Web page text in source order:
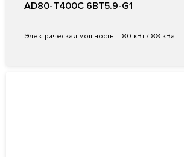
AD80-T400C 6BT5.9-G1
Электрическая мощность: 80 кВт / 88 кВа